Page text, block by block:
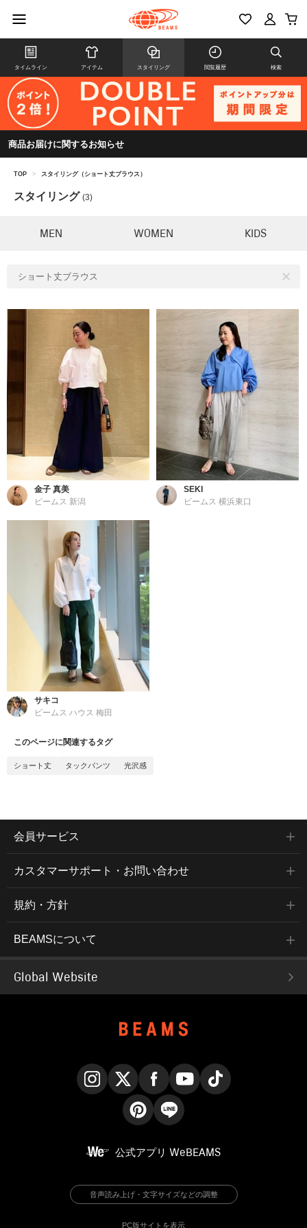
タイムライン アイテム スタイリング 閲覧履歴 検索
商品お届けに関するお知らせ
TOP > スタイリング（ショート丈ブラウス）
スタイリング (3)
MEN WOMEN KIDS
ショート丈ブラウス
金子 真美
ビームス 新潟
SEKI
ビームス 横浜東口
サキコ
ビームス ハウス 梅田
このページに関連するタグ
ショート丈 タックパンツ 光沢感
会員サービス
カスタマーサポート・お問い合わせ
規約・方針
BEAMSについて
Global Website
公式アプリ WeBEAMS
音声読み上げ・文字サイズなどの調整
PC版サイトを表示